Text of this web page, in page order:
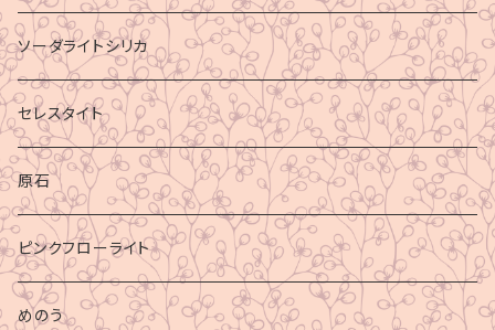
ソーダライトシリカ
セレスタイト
原石
ピンクフローライト
めのう